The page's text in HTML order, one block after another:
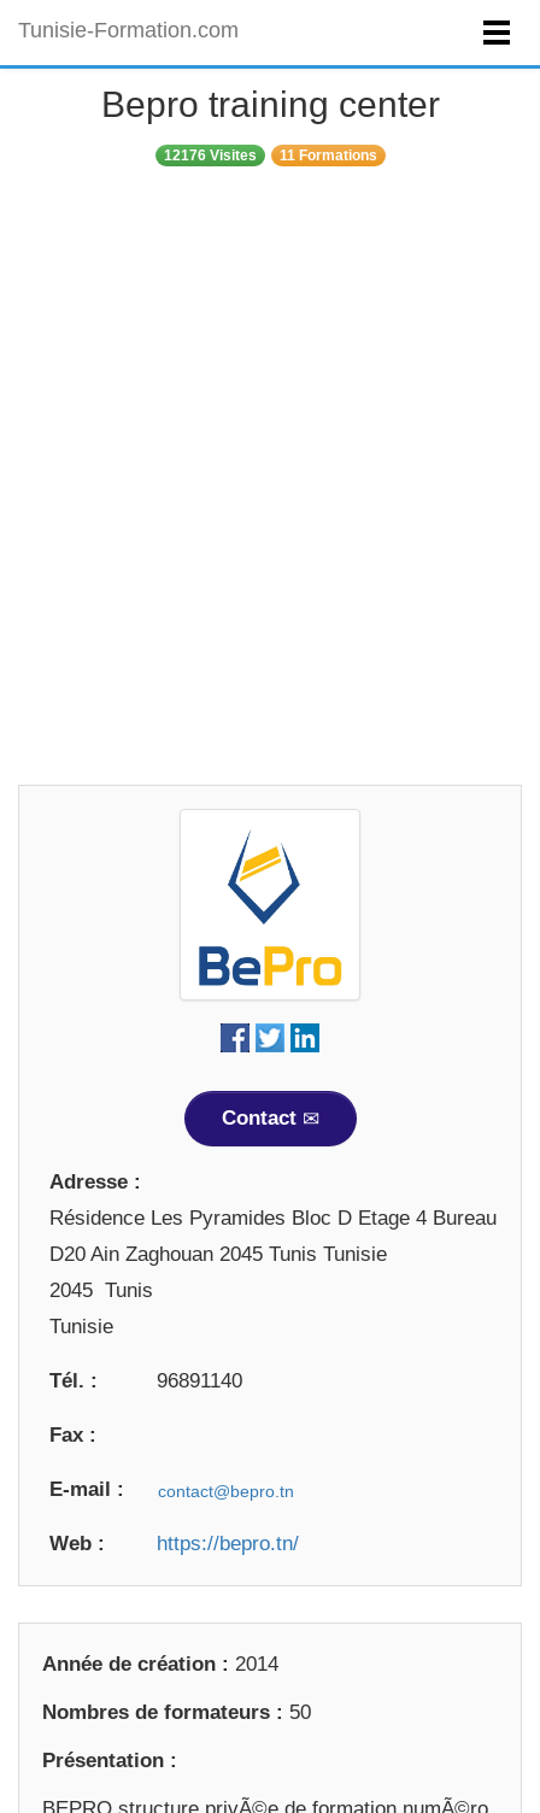
Tunisie-Formation.com
Bepro training center
12176 Visites 11 Formations
Contact
Adresse :
Résidence Les Pyramides Bloc D Etage 4 Bureau
D20 Ain Zaghouan 2045 Tunis Tunisie
2045 Tunis
Tunisie
Tél. : 96891140
Fax :
E-mail :
Web : https://bepro.tn/
Année de création : 2014
Nombres de formateurs : 50
Présentation :